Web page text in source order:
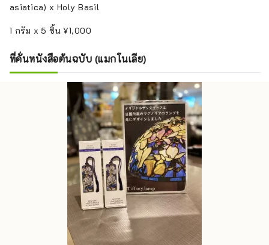
asiatica) x Holy Basil
1 กรัม x 5 ชิ้น ¥1,000
ที่คั่นหนังสือต้นฉบับ (แมกโนเลีย)